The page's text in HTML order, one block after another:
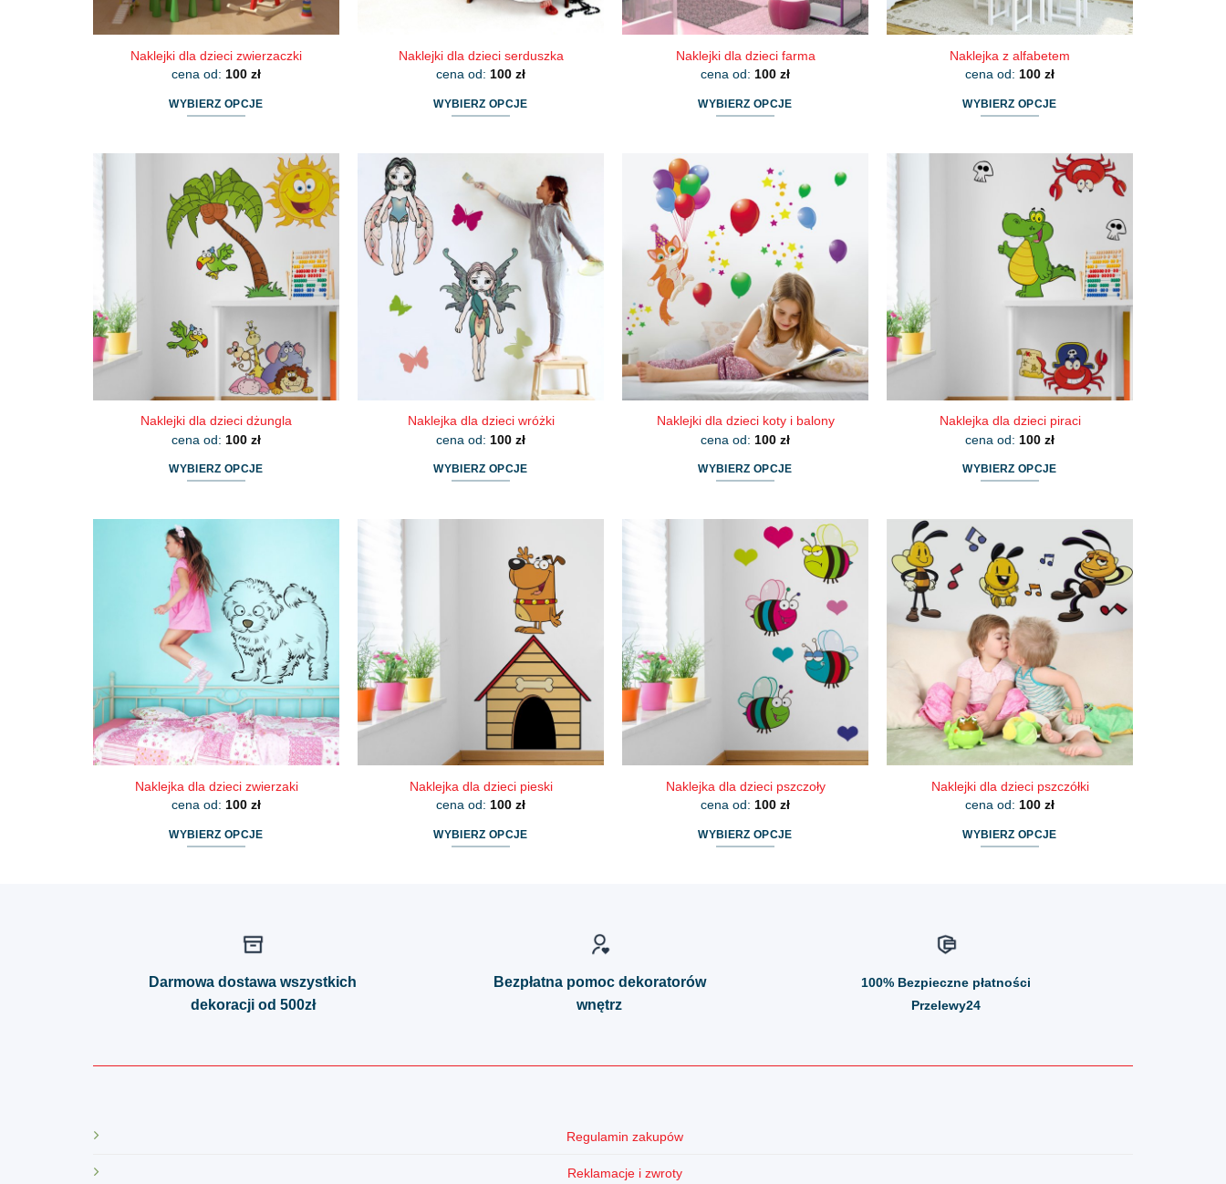
Naklejki dla dzieci zwierzaczki
cena od: 100 zł
WYBIERZ OPCJE
ma
wiele
wariantów.
Opcje
można
wybrać
produktu
Naklejki dla dzieci serduszka
cena od: 100 zł
WYBIERZ OPCJE
wiele
wariantów.
można
wybrać
na
stronie
produktu
Naklejki dla dzieci farma
cena od: 100 zł
WYBIERZ OPCJE
wiele
wariantów.
Opcje
można
wybrać
na
stronie
produktu
Naklejka z alfabetem
cena od: 100 zł
WYBIERZ OPCJE
wariantów.
Opcje
można
wybrać
na
Naklejki dla dzieci dżungla
cena od: 100 zł
WYBIERZ OPCJE
wariantów.
Opcje
można
wybrać
stronie
produktu
Naklejka dla dzieci wróżki
cena od: 100 zł
WYBIERZ OPCJE
wariantów.
można
stronie
produktu
Naklejki dla dzieci koty i balony
cena od: 100 zł
WYBIERZ OPCJE
wiele
wariantów.
Opcje
można
wybrać
stronie
produktu
Naklejka dla dzieci piraci
cena od: 100 zł
WYBIERZ OPCJE
wiele
wariantów.
Opcje
można
wybrać
na
stronie
produktu
Naklejka dla dzieci zwierzaki
cena od: 100 zł
WYBIERZ OPCJE
wariantów.
można
wybrać
produktu
Naklejka dla dzieci pieski
cena od: 100 zł
WYBIERZ OPCJE
można
produktu
Naklejka dla dzieci pszczoły
cena od: 100 zł
WYBIERZ OPCJE
produktu
Naklejki dla dzieci pszczółki
cena od: 100 zł
WYBIERZ OPCJE
można
produktu
Darmowa dostawa wszystkich
dekoracji od 500zł
Bezpłatna pomoc dekoratorów
wnętrz
100% Bezpieczne płatności
Przelewy24
Regulamin zakupów
Reklamacje i zwroty